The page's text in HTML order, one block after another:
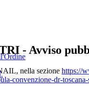
- Avviso
nella sezione https://
convenzione-dr-